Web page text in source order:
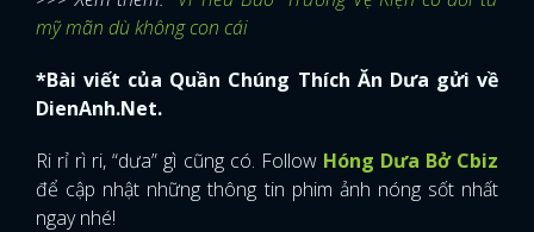
mỹ mãn dù không con cái
*Bài viết của Quần Chúng Thích Ăn Dưa gửi về
DienAnh.Net.
Ri rỉ rì ri, “dưa” gì cũng có. Follow Hóng Dưa Bở Cbiz
để cập nhật những thông tin phim ảnh nóng sốt nhất
ngay nhé!